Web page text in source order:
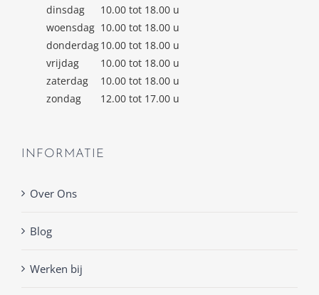
dinsdag
10.00 tot 18.00 u
woensdag 10.00 tot 18.00 u
donderdag10.00 tot 18.00 u
vrijdag
10.00 tot 18.00 u
zaterdag
10.00 tot 18.00 u
zondag
12.00 tot 17.00 u
INFORMATIE
Over Ons
Blog
Werken bij